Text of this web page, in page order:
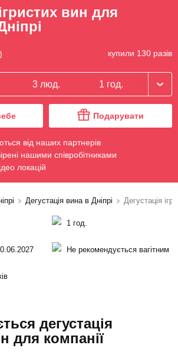
вин для
купили 130 разів
3 люд. 1 год.
Подарувати
від наших партнерів
нашими співробітниками
локацій
Дегустація вина в Дніпрі Дегустація
1 год.
Не рекомендується вагітним
дегустація
для компанії